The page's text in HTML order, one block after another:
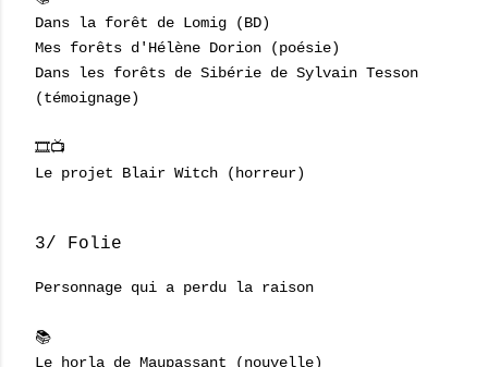
Dans la forêt de Lomig (BD)
Mes forêts d'Hélène Dorion (poésie)
Dans les forêts de Sibérie de Sylvain Tesson
(témoignage)
🎞📺
Le projet Blair Witch (horreur)
3/ Folie
Personnage qui a perdu la raison
📚
Le horla de Maupassant (nouvelle)